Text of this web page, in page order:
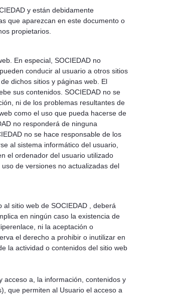
y están debidamente
que aparezcan en este documento o
propietarios.
En especial, SOCIEDAD no
conducir al usuario a otros sitios
dichos sitios y páginas web. El
sus contenidos. SOCIEDAD no se
ni de los problemas resultantes de
como el uso que pueda hacerse de
no responderá de ninguna
no se hace responsable de los
al sistema informático del usuario,
el ordenador del usuario utilizado
de versiones no actualizadas del
sitio web de SOCIEDAD , deberá
en ningún caso la existencia de
ni la aceptación o
el derecho a prohibir o inutilizar en
la actividad o contenidos del sitio web
acceso a, la información, contenidos y
que permiten al Usuario el acceso a